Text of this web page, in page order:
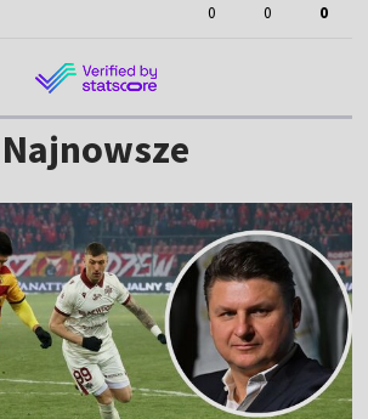
0 0 0
Najnowsze